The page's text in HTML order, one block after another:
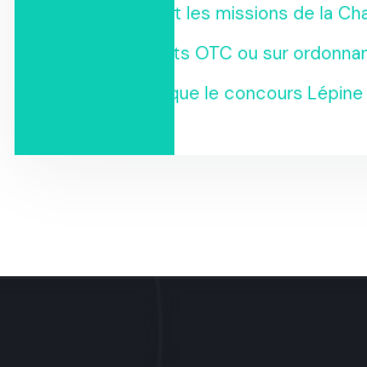
Quelles sont les missions de la
Médicaments OTC ou sur
Qu’est-ce que le concours